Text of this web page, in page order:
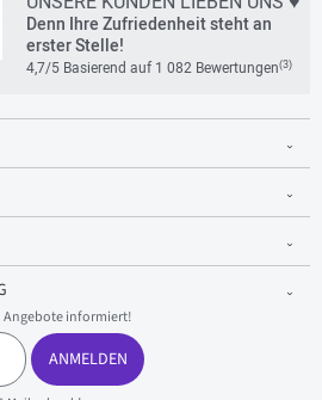
Denn Ihre Zufriedenheit steht an
erster Stelle!
4,7/5 Basierend auf 1 082 Bewertungen(3)
Angebote informiert!
ANMELDEN